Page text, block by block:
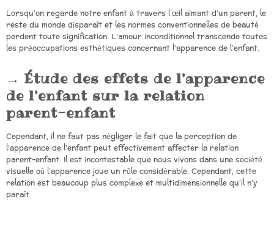
Lorsqu’on regarde notre enfant à travers l’œil aimant d’un parent, le
reste du monde disparaît et les normes conventionnelles de beauté
perdent toute signification. L’amour inconditionnel transcende toutes
les préoccupations esthétiques concernant l’apparence de l’enfant.
Étude des effets de l’apparence
de l’enfant sur la relation
parent-enfant
Cependant, il ne faut pas négliger le fait que la perception de
l’apparence de l’enfant peut effectivement affecter la relation
parent-enfant. Il est incontestable que nous vivons dans une société
visuelle où l’apparence joue un rôle considérable. Cependant, cette
relation est beaucoup plus complexe et multidimensionnelle qu’il n’y
paraît.